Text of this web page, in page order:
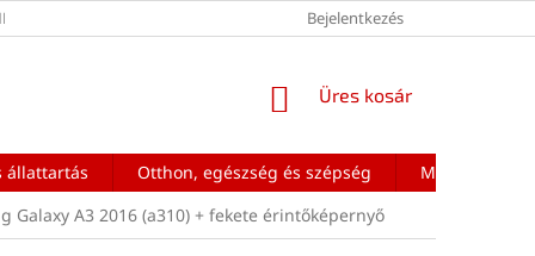
FELTÉTELEI Bejelentkezés
KOSÁR
Üres kosár
állattartás Otthon, egészség és szépség
Mobiltelefon
Galaxy A3 2016 (a310) + fekete érintőképernyő